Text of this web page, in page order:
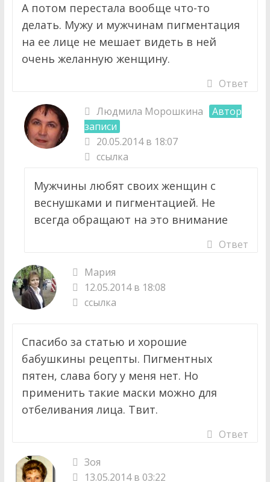
А потом перестала вообще что-то
делать. Мужу и мужчинам пигментация
на ее лице не мешает видеть в ней
очень желанную женщину.
Ответ
Людмила Морошкина
Автор
записи
20.05.2014 в 18:07
ссылка
Мужчины любят своих женщин с
веснушками и пигментацией. Не
всегда обращают на это внимание
Ответ
Мария
12.05.2014 в 18:08
ссылка
Спасибо за статью и хорошие
бабушкины рецепты. Пигментных
пятен, слава богу у меня нет. Но
применить такие маски можно для
отбеливания лица. Твит.
Ответ
Зоя
13.05.2014 в 03:22